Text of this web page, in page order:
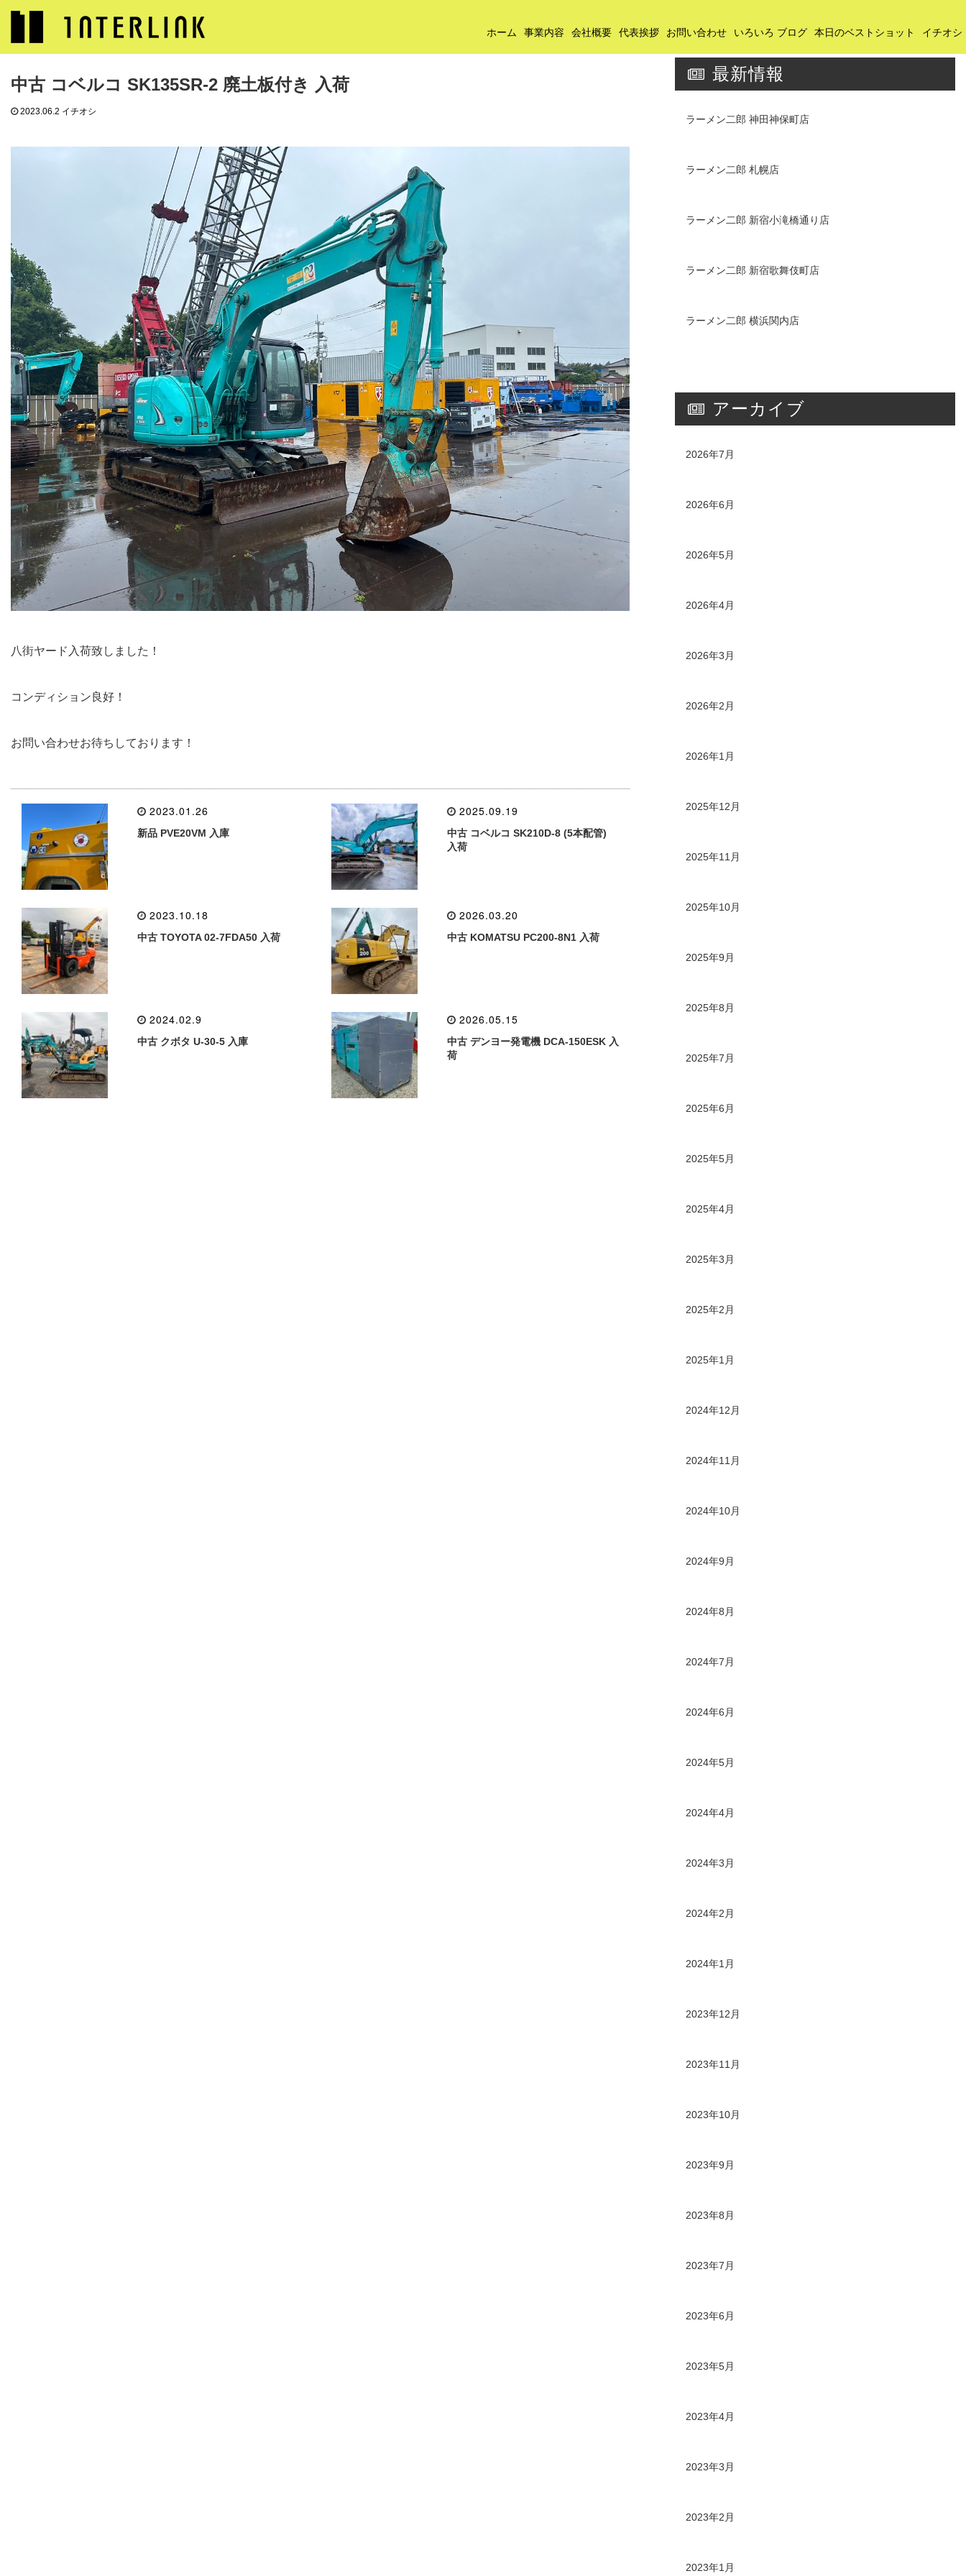
ホーム 事業内容 会社概要 代表挨拶 お問い合わせ いろいろ ブログ 本日のベストショット イチオシ
イチオシ 中古 コベルコ SK135SR-2 廃土板付き 入荷
中古 コベルコ SK135SR-2 廃土板付き 入荷
2023.06.2 イチオシ
八街ヤード入荷致しました！
コンディション良好！
お問い合わせお待ちしております！
2023.01.26
新品 PVE20VM 入庫
2025.09.19
中古 コベルコ SK210D-8 (5本配管)
入荷
2023.10.18
中古 TOYOTA 02-7FDA50 入荷
2026.03.20
中古 KOMATSU PC200-8N1 入荷
2024.02.9
中古 クボタ U-30-5 入庫
2026.05.15
中古 デンヨー発電機 DCA-150ESK 入
荷
最新情報
ラーメン二郎 神田神保町店
ラーメン二郎 札幌店
ラーメン二郎 新宿小滝橋通り店
ラーメン二郎 新宿歌舞伎町店
ラーメン二郎 横浜関内店
アーカイブ
2026年7月
2026年6月
2026年5月
2026年4月
2026年3月
2026年2月
2026年1月
2025年12月
2025年11月
2025年10月
2025年9月
2025年8月
2025年7月
2025年6月
2025年5月
2025年4月
2025年3月
2025年2月
2025年1月
2024年12月
2024年11月
2024年10月
2024年9月
2024年8月
2024年7月
2024年6月
2024年5月
2024年4月
2024年3月
2024年2月
2024年1月
2023年12月
2023年11月
2023年10月
2023年9月
2023年8月
2023年7月
2023年6月
2023年5月
2023年4月
2023年3月
2023年2月
2023年1月